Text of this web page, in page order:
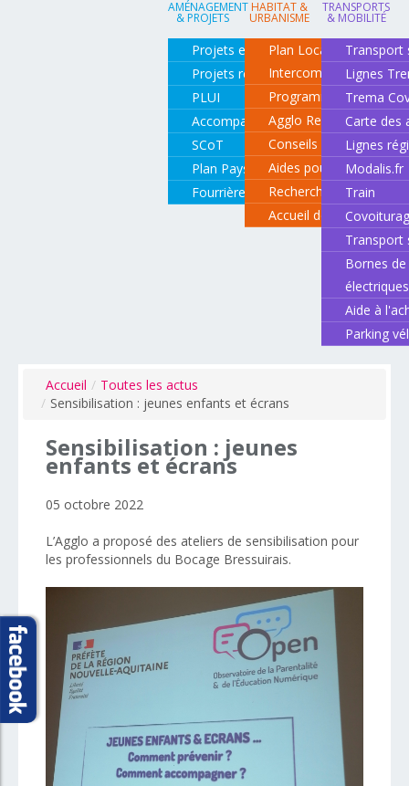
AMÉNAGEMENT
& PROJETS
Projets en cours
Projets réalisés
PLUI
Accompagnement de projets
SCoT
Plan Paysage
Fourrière animale
HABITAT &
URBANISME
Plan Local d'Urbanisme
Intercommunal
Programme local de
Agglo Renov
Conseils pour rénover
Aides pour rénover
Recherche d'un
Accueil des gens du
TRANSPORTS
& MOBILITÉ
Transport
Lignes
Trema
Carte des
Lignes
Modalis.fr
Train
Transport
Bornes
électriques
Aide à
Parking
Accueil / Toutes les actus
/ Sensibilisation : jeunes enfants et écrans
Sensibilisation : jeunes
enfants etécrans
05 octobre 2022
L’Agglo a proposé des ateliers de sensibilisation pour
les professionnels du Bocage Bressuirais.